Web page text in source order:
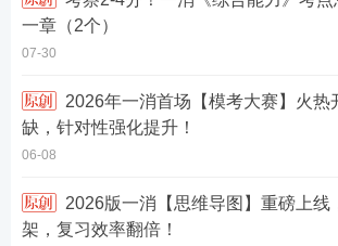
一章（2个）
07-30
缺，针对性强化提升！
06-08
架，复习效率翻倍！